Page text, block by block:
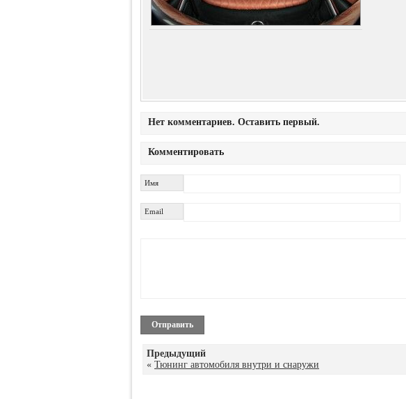
Нет комментариев. Оставить первый.
Комментировать
Имя
Email
Предыдущий
« Тюнинг автомобиля внутри и снаружи